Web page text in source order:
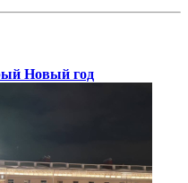
Новый год